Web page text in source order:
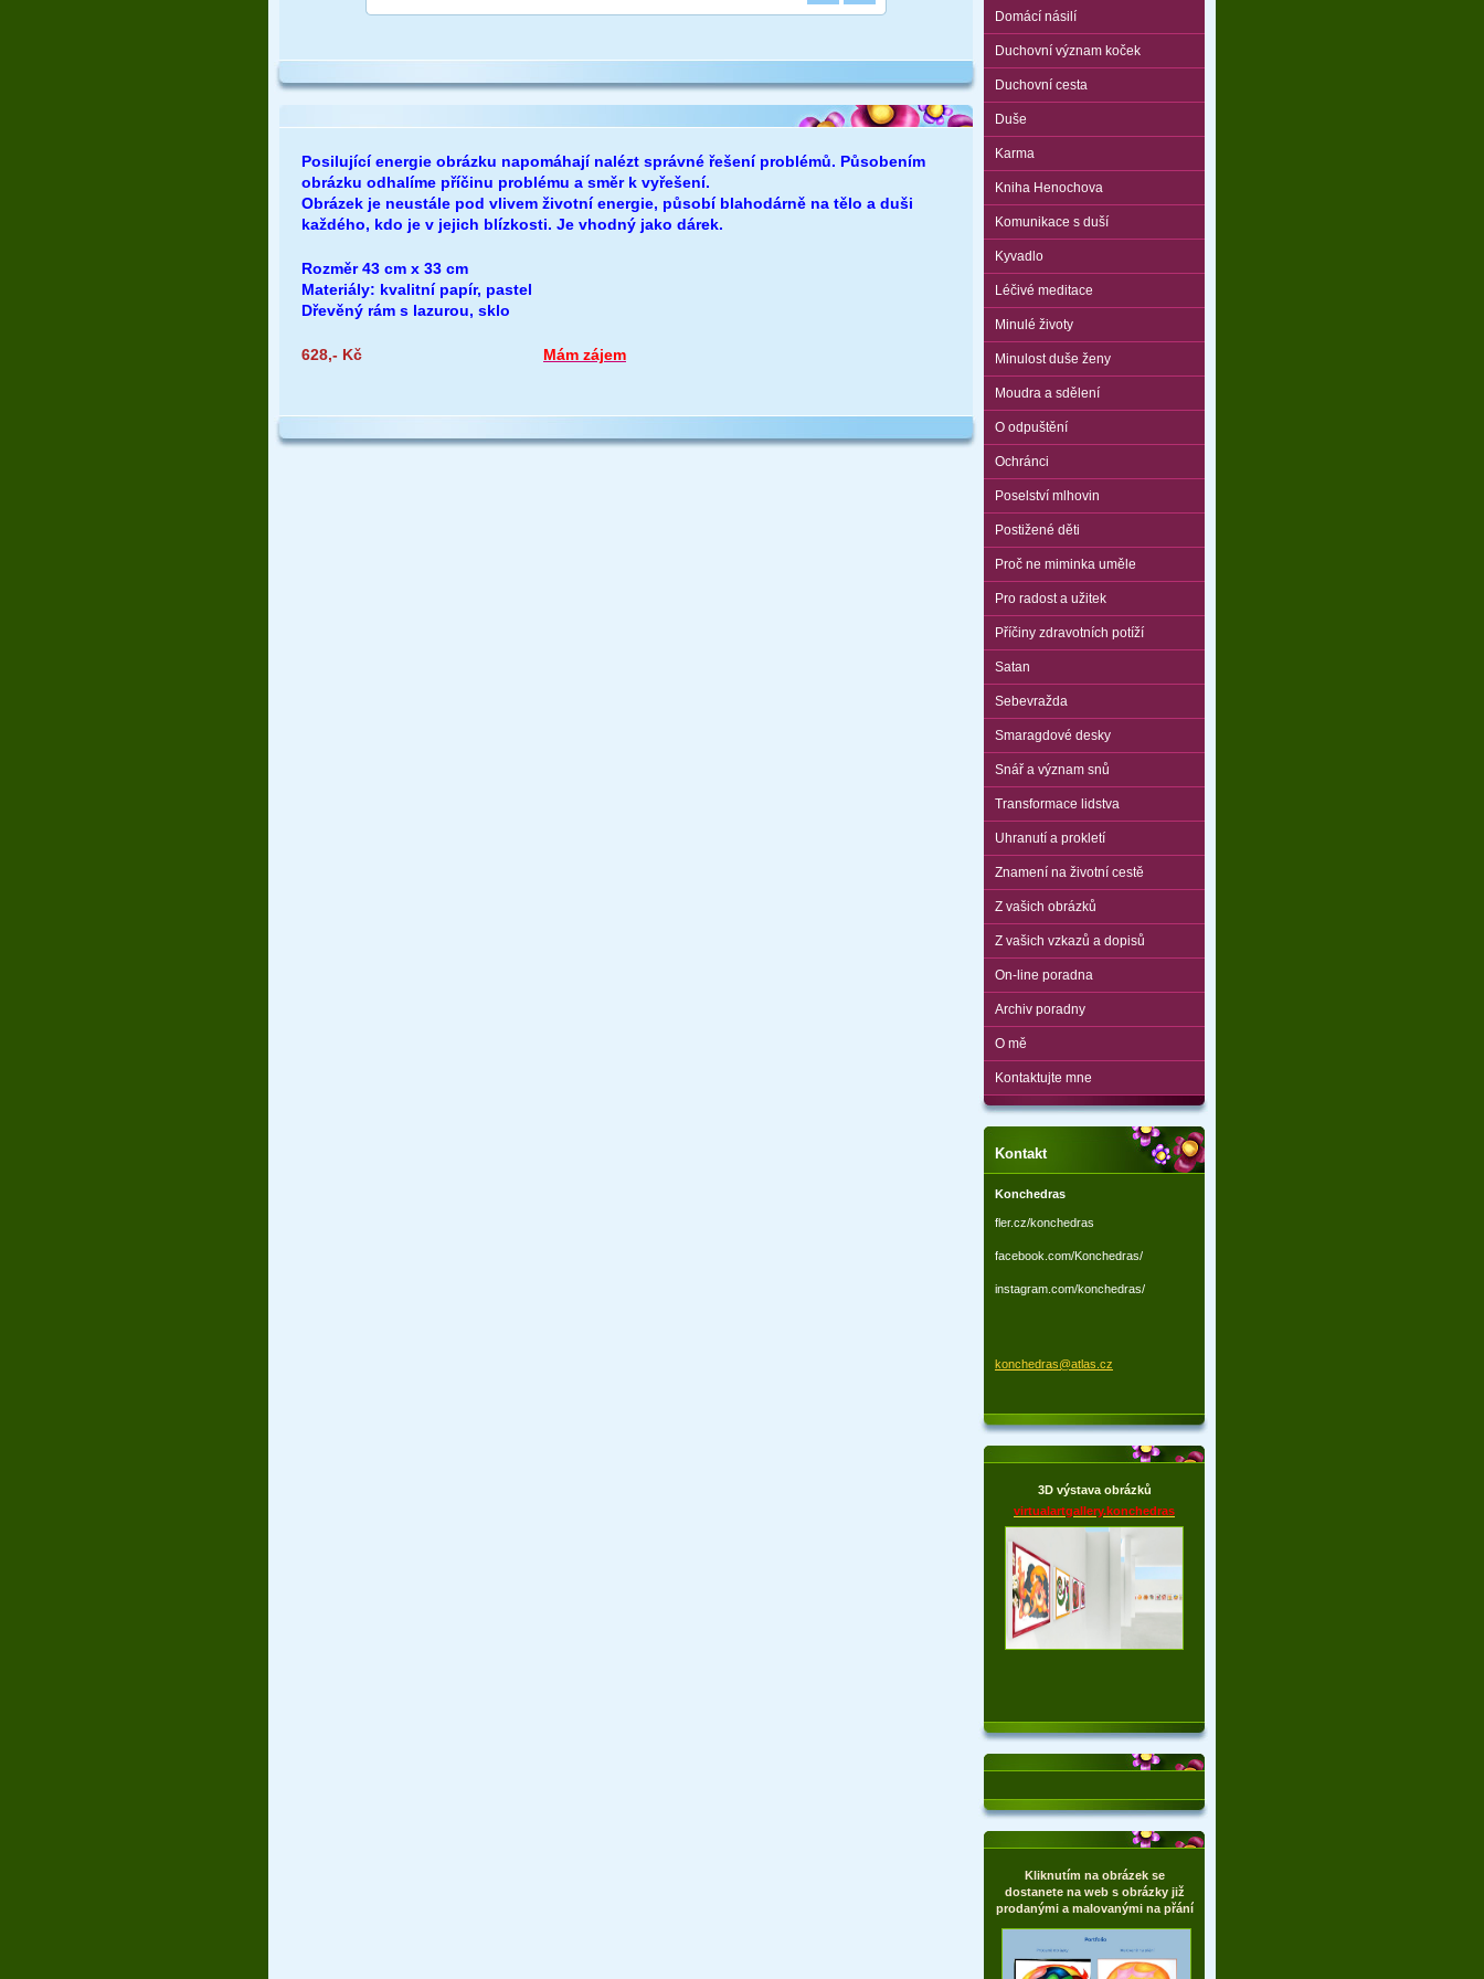
Posilující energie obrázku napomáhají nalézt správné řešení problémů. Působením
obrázku odhalíme příčinu problému a směr k vyřešení.
Obrázek je neustále pod vlivem životní energie, působí blahodárně na tělo a duši
každého, kdo je v jejich blízkosti. Je vhodný jako dárek.
Rozměr 43 cm x 33 cm
Materiály: kvalitní papír, pastel
Dřevěný rám s lazurou, sklo
628,- Kč Mám zájem
Domácí násilí
Duchovní význam koček
Duchovní cesta
Duše
Karma
Kniha Henochova
Komunikace s duší
Kyvadlo
Léčivé meditace
Minulé životy
Minulost duše ženy
Moudra a sdělení
O odpuštění
Ochránci
Poselství mlhovin
Postižené děti
Proč ne miminka uměle
Pro radost a užitek
Příčiny zdravotních potíží
Satan
Sebevražda
Smaragdové desky
Snář a význam snů
Transformace lidstva
Uhranutí a prokletí
Znamení na životní cestě
Z vašich obrázků
Z vašich vzkazů a dopisů
On-line poradna
Archiv poradny
O mě
Kontaktujte mne
Kontakt
Konchedras
fler.cz/konchedras
facebook.com/Konchedras/
instagram.com/konchedras/
konchedras@atlas .cz
3D výstava obrázků
virtualartgallery.konchedras
Kliknutím na obrázek se
dostanete na web s obrázky již
prodanými a malovanými na přání